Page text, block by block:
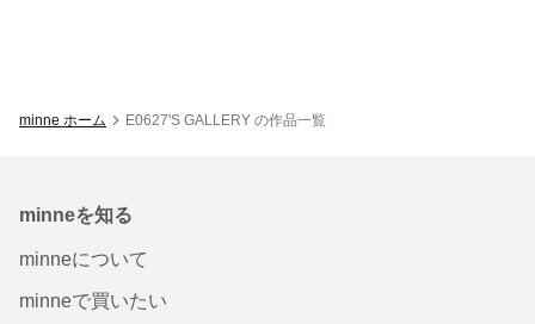
minne ホーム E0627'S GALLERY の作品一覧
minneを知る
minneについて
minneで買いたい